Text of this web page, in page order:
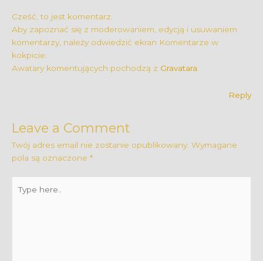
Cześć, to jest komentarz.
Aby zapoznać się z moderowaniem, edycją i usuwaniem
komentarzy, należy odwiedzić ekran Komentarze w
kokpicie.
Awatary komentujących pochodzą z Gravatara
Reply
Leave a Comment
Twój adres email nie zostanie opublikowany. Wymagane
pola są oznaczone *
here..